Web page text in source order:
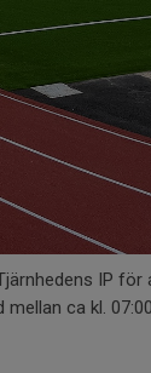
IP för
mellan ca kl.